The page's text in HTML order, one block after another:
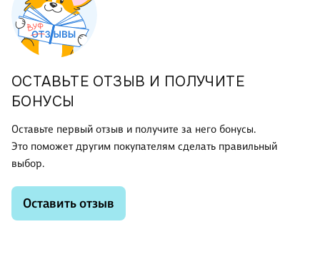
ОСТАВЬТЕ ОТЗЫВ И ПОЛУЧИТЕ
БОНУСЫ
Оставьте первый отзыв и получите за него бонусы.
Это поможет другим покупателям сделать правильный
выбор.
Оставить отзыв